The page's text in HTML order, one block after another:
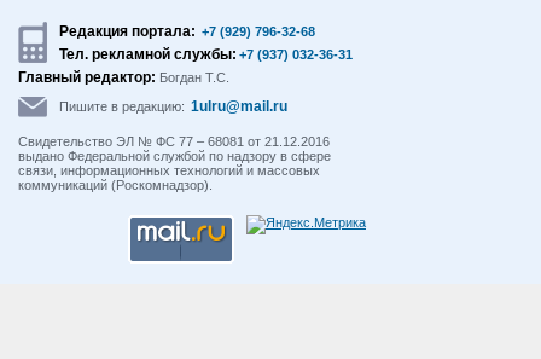
Редакция портала: +7 (929) 796-32-68
Тел. рекламной службы: +7 (937) 032-36-31
Главный редактор: Богдан Т.С.
Пишите в редакцию: 1ulru@mail.ru
Свидетельство ЭЛ № ФС 77 – 68081 от 21.12.2016
выдано Федеральной службой по надзору в сфере
связи, информационных технологий и массовых
коммуникаций (Роскомнадзор).